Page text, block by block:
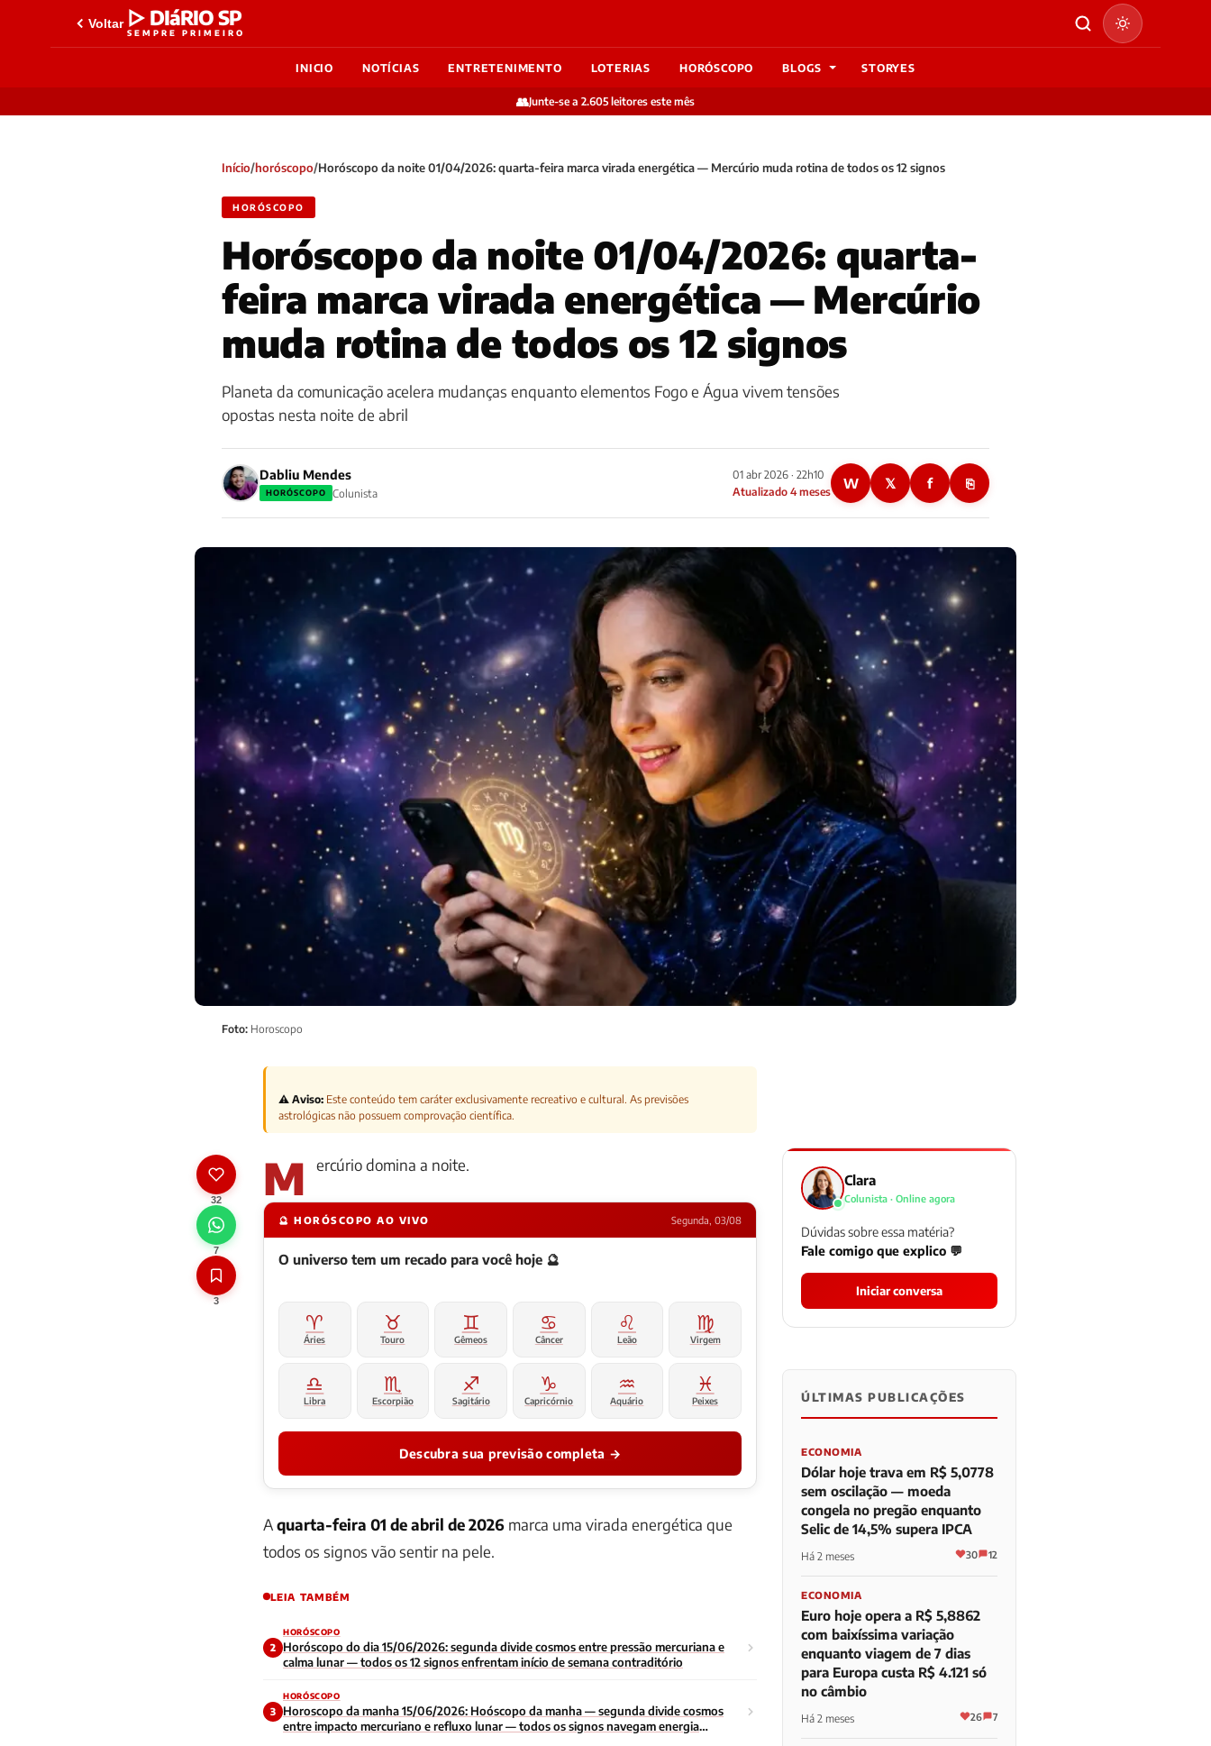
Voltar ▷ DIáRIO SP
SEMPRE PRIMEIRO
INICIO NOTÍCIAS ENTRETENIMENTO LOTERIAS HORÓSCOPO BLOGS STORYES
👥Junte-se a 2.605 leitores este mês
Início/horóscopo/Horóscopo da noite 01/04/2026: quarta-feira marca virada energética — Mercúrio muda rotina de todos os 12 signos
HORÓSCOPO
Horóscopo da noite 01/04/2026: quarta-
feira marca virada energética — Mercúrio
muda rotina de todos os 12 signos
Planeta da comunicação acelera mudanças enquanto elementos Fogo e Água vivem tensões
opostas nesta noite de abril
Dabliu Mendes
HORÓSCOPO Colunista
01 abr 2026 · 22h10
Atualizado 4 meses
W 𝕏 f ⎘
Foto: Horoscopo
32
7
3
⚠️ Aviso: Este conteúdo tem caráter exclusivamente recreativo e cultural. As previsões
astrológicas não possuem comprovação científica.
M ercúrio domina a noite.
🔮 HORÓSCOPO AO VIVO Segunda, 03/08
O universo tem um recado para você hoje 🔮
♈
Áries
♉
Touro
♊
Gêmeos
♋
Câncer
♌
Leão
♍
Virgem
♎
Libra
♏
Escorpião
♐
Sagitário
♑
Capricórnio
♒
Aquário
♓
Peixes
Descubra sua previsão completa →
Aquarta-feira 01 de abril de 2026 marca uma virada energética que
todos os signos vão sentir na pele.
LEIA TAMBÉM
2
HORÓSCOPO
Horóscopo do dia 15/06/2026: segunda divide cosmos entre pressão mercuriana e
calma lunar — todos os 12 signos enfrentam início de semana contraditório
3
HORÓSCOPO
Horoscopo da manha 15/06/2026: Hoóscopo da manha — segunda divide cosmos
entre impacto mercuriano e refluxo lunar — todos os signos navegam energia
Clara
Colunista · Online agora
Dúvidas sobre essa matéria?
Fale comigo que explico 💬
Iniciar conversa
0 0 0
ÚLTIMAS PUBLICAÇÕES
ECONOMIA
Dólar hoje trava em R$ 5,0778
sem oscilação — moeda
congela no pregão enquanto
Selic de 14,5% supera IPCA
Há 2 meses 30 12
ECONOMIA
Euro hoje opera a R$ 5,8862
com baixíssima variação
enquanto viagem de 7 dias
para Europa custa R$ 4.121 só
no câmbio
Há 2 meses 26 7